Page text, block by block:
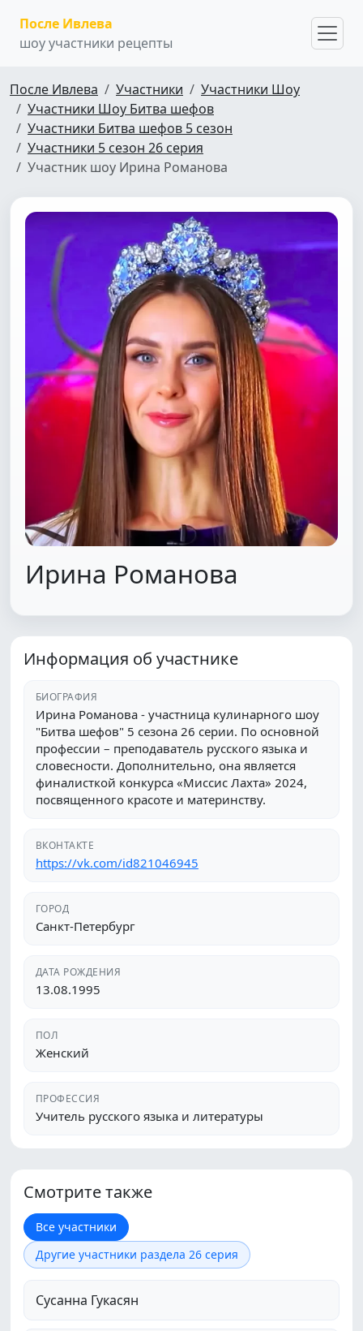
После Ивлева
шоу участники рецепты
После Ивлева Участники
Участники Шоу
Участники Шоу Битва шефов
Участники Битва шефов 5 сезон
Участники 5 сезон 26 серия
Участник шоу Ирина Романова
Ирина Романова
Информация об участнике
БИОГРАФИЯ
Ирина Романова - участница кулинарного шоу
"Битва шефов" 5 сезона 26 серии. По основной
профессии – преподаватель русского языка и
словесности. Дополнительно, она является
финалисткой конкурса «Миссис Лахта» 2024,
посвященного красоте и материнству.
ВКОНТАКТЕ
https://vk.com/id821046945
ГОРОД
Санкт-Петербург
ДАТА РОЖДЕНИЯ
13.08.1995
ПОЛ
Женский
ПРОФЕССИЯ
Учитель русского языка и литературы
Смотрите также
Все участники
Другие участники раздела 26 серия
Сусанна Гукасян